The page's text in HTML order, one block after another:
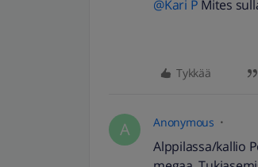
@Kari P Mites
Tykkää
A Anonymous
Alppilassa/kallio